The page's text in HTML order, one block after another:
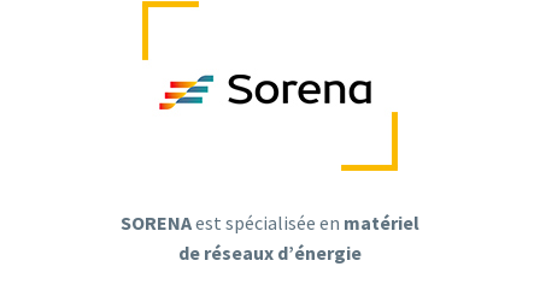
SORENAest spécialisée en matériel
de réseaux d’énergie